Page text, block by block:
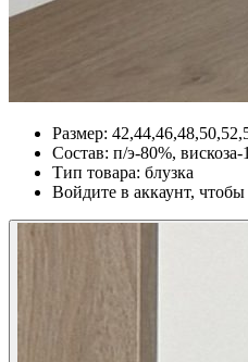
Размер:
Состав: п/э-80%,
Тип товара: блузка
Войдите в аккаунт,